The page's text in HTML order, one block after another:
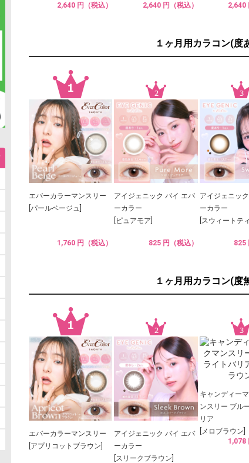
2,640 円（税込） 2,640 円（税込） 2,640
１ヶ月用カラコン(度
エバーカラーマンスリー
[パールベージュ]
1,760 円（税込）
アイジェニック バイ エバ
ーカラー
[ピュアモア]
825 円（税込）
アイジェニッ
ーカラー
[スウィートテ
825
１ヶ月用カラコン(度
エバーカラーマンスリー
[アプリコットブラウン]
アイジェニック バイ エバ
ーカラー
[スリークブラウン]
キャンディー
ンスリー ブル
リア
[メロブラウン]
1,078